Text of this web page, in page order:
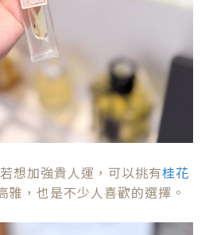
想加強貴人運，可以挑有
雅，也是不少人喜歡的選擇。